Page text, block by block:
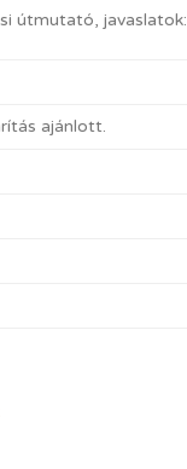
útmutató, javaslatok:
ajánlott.